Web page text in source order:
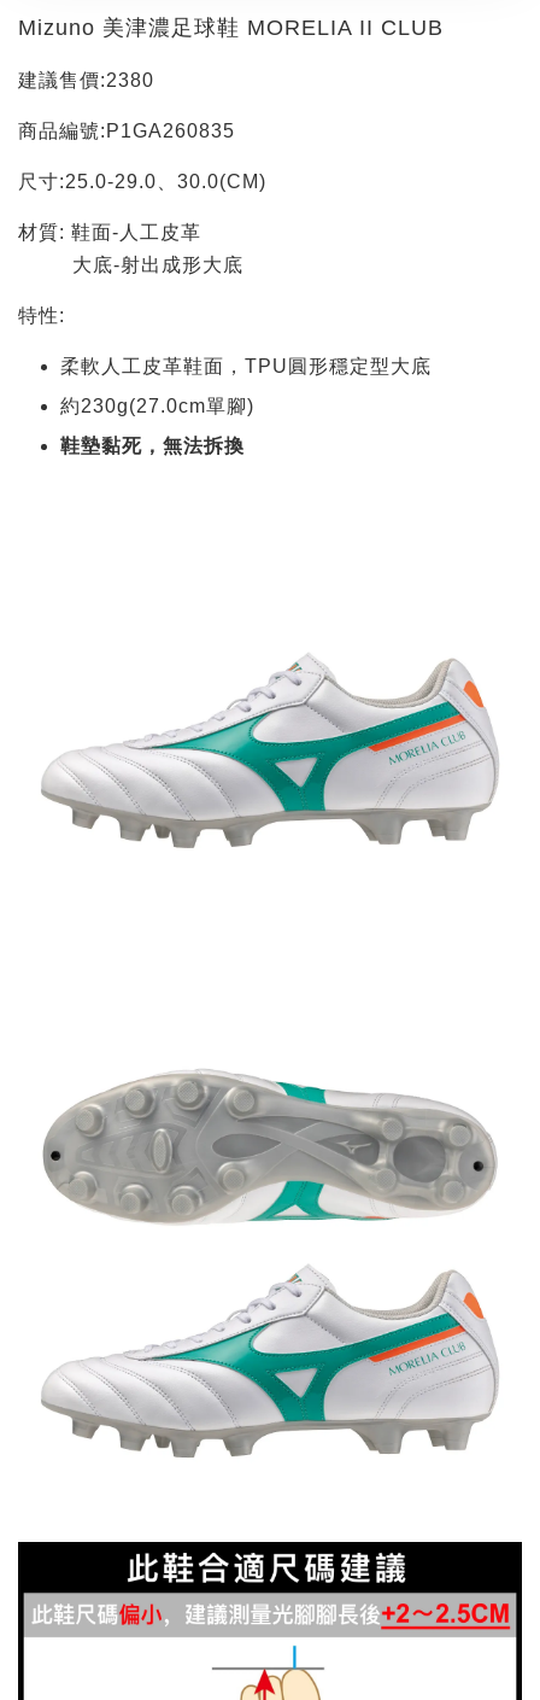
Mizuno 美津濃足球鞋 MORELIA II CLUB
建議售價:2380
商品編號:P1GA260835
尺寸:25.0-29.0、30.0(CM)
材質: 鞋面-人工皮革
大底-射出成形大底
特性:
柔軟人工皮革鞋面，TPU圓形穩定型大底
約230g(27.0cm單腳)
鞋墊黏死，無法拆換